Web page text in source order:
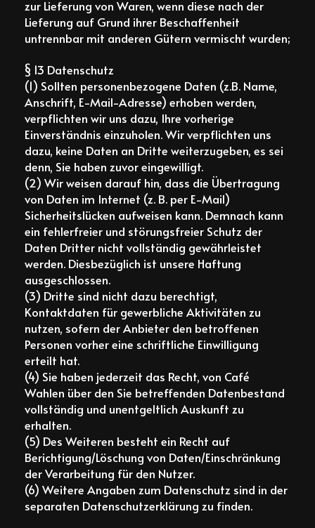
zur Lieferung von Waren, wenn diese nach der
Lieferung auf Grund ihrer Beschaffenheit
untrennbar mit anderen Gütern vermischt wurden;
§ 13 Datenschutz
(1) Sollten personenbezogene Daten (z.B. Name,
Anschrift, E-Mail-Adresse) erhoben werden,
verpflichten wir uns dazu, Ihre vorherige
Einverständnis einzuholen. Wir verpflichten uns
dazu, keine Daten an Dritte weiterzugeben, es sei
denn, Sie haben zuvor eingewilligt.
(2) Wir weisen darauf hin, dass die Übertragung
von Daten im Internet (z. B. per E-Mail)
Sicherheitslücken aufweisen kann. Demnach kann
ein fehlerfreier und störungsfreier Schutz der
Daten Dritter nicht vollständig gewährleistet
werden. Diesbezüglich ist unsere Haftung
ausgeschlossen.
(3) Dritte sind nicht dazu berechtigt,
Kontaktdaten für gewerbliche Aktivitäten zu
nutzen, sofern der Anbieter den betroffenen
Personen vorher eine schriftliche Einwilligung
erteilt hat.
(4) Sie haben jederzeit das Recht, von Café
Wahlen über den Sie betreffenden Datenbestand
vollständig und unentgeltlich Auskunft zu
erhalten.
(5) Des Weiteren besteht ein Recht auf
Berichtigung/Löschung von Daten/Einschränkung
der Verarbeitung für den Nutzer.
(6) Weitere Angaben zum Datenschutz sind in der
separaten Datenschutzerklärung zu finden.